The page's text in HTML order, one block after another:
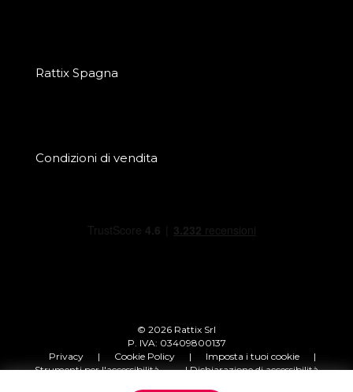
Rattix Spagna
Condizioni di vendita
© 2026 Rattix Srl
P. IVA: 03409800137
Privacy
| Cookie Policy | Imposta i tuoi cookie
|
Strumenti per l'accessibilità
| Dichiarazione di accessibilità